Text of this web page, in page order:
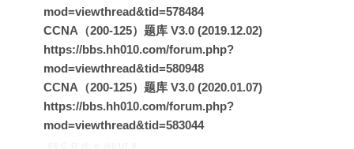
mod=viewthread&tid=578484
CCNA（200-125）题库 V3.0 (2019.12.02)
https://bbs.hh010.com/forum.php?
mod=viewthread&tid=580948
CCNA（200-125）题库 V3.0 (2020.01.07)
https://bbs.hh010.com/forum.php?
mod=viewthread&tid=583044